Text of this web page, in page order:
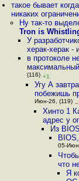
такое бывает
никаких
Ну так-то
Tron is
У
xepак-xepак -
в протоколе
(116) +1
Угу А
побежишь
Июн-26, (119)
Хинто 1
адрес у
Из
05-
что
Я